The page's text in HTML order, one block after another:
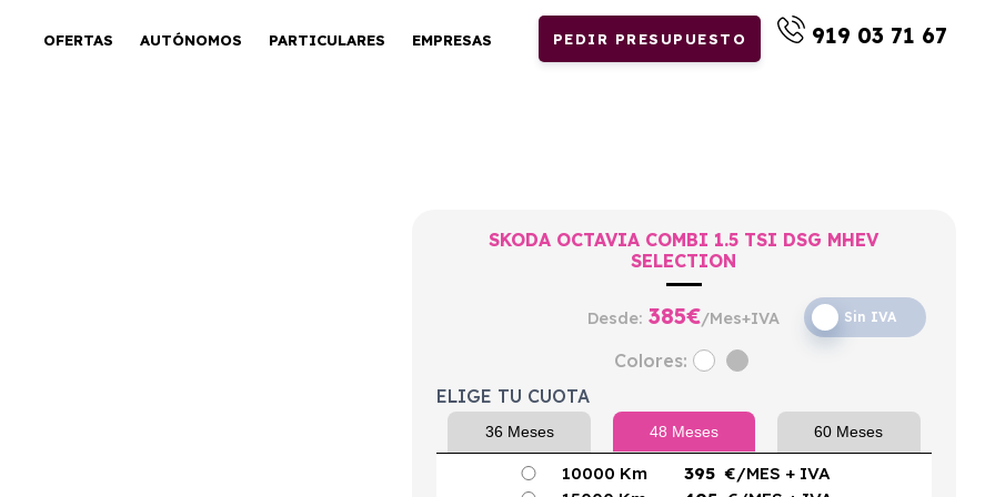
OFERTAS AUTÓNOMOS PARTICULARES EMPRESAS PEDIR PRESUPUESTO 919 03 71 67
SKODA OCTAVIA COMBI 1.5 TSI DSG MHEV
SELECTION
Desde: 385€/Mes+IVA Sin IVA
Colores:
ELIGE TU CUOTA
36 Meses 48 Meses 60 Meses
10000 Km 395 €/MES + IVA